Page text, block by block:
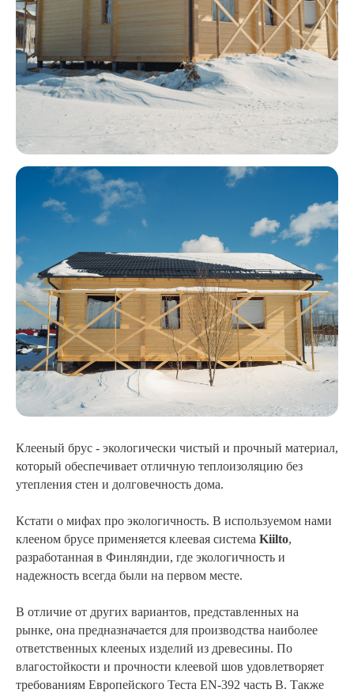
Клееный брус - экологически чистый и прочный материал,
который обеспечивает отличную теплоизоляцию без
утепления стен и долговечность дома.
Кстати о мифах про экологичность. В используемом нами
клееном брусе применяется клеевая система Kiilto,
разработанная в Финляндии, где экологичность и
надежность всегда были на первом месте.
В отличие от других вариантов, представленных на
рынке, она предназначается для производства наиболее
ответственных клееных изделий из древесины. По
влагостойкости и прочности клеевой шов удовлетворяет
требованиям Европейского Теста EN-392 часть В. Также